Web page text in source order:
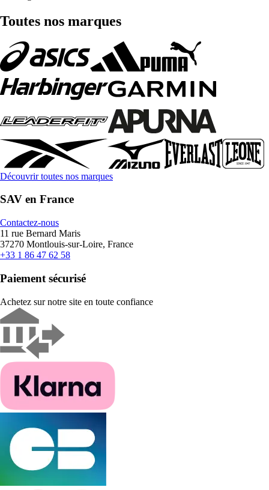
Toutes nos marques
Découvrir toutes nos marques
SAV en France
Contactez-nous
11 rue Bernard Maris
37270 Montlouis-sur-Loire, France
+33 1 86 47 62 58
Paiement sécurisé
Achetez sur notre site en toute confiance